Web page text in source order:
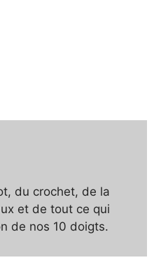
du crochet, de la
et de tout ce qui
de nos 10 doigts.